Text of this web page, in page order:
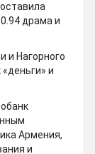
драмa и
и Нагорного
и
Армения,
и